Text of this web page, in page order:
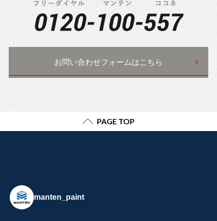
お問い合わせフォームはこちら
PAGE TOP
manten_paint